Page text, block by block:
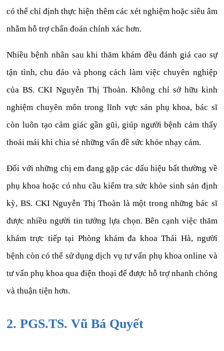
có thể chỉ định thực hiện thêm các xét nghiệm hoặc siêu âm
nhằm hỗ trợ chẩn đoán chính xác hơn.
Nhiều bệnh nhân sau khi thăm khám đều đánh giá cao sự
tận tình, chu đáo và phong cách làm việc chuyên nghiệp
của BS. CKI Nguyễn Thị Thoàn. Không chỉ sở hữu kinh
nghiệm chuyên môn trong lĩnh vực sản phụ khoa, bác sĩ
còn luôn tạo cảm giác gần gũi, giúp người bệnh cảm thấy
thoải mái khi chia sẻ những vấn đề sức khỏe nhạy cảm.
Đối với những chị em đang gặp các dấu hiệu bất thường về
phụ khoa hoặc có nhu cầu kiểm tra sức khỏe sinh sản định
kỳ, BS. CKI Nguyễn Thị Thoàn là một trong những bác sĩ
được nhiều người tin tưởng lựa chọn. Bên cạnh việc thăm
khám trực tiếp tại Phòng khám đa khoa Thái Hà, người
bệnh còn có thể sử dụng dịch vụ tư vấn phụ khoa online và
tư vấn phụ khoa qua điện thoại để được hỗ trợ nhanh chóng
và thuận tiện hơn.
2. PGS.TS. Vũ Bá Quyết